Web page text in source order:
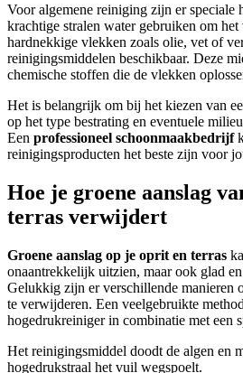
Voor algemene reiniging zijn er speciale
krachtige stralen water gebruiken om
hardnekkige vlekken zoals olie, vet of
reinigingsmiddelen beschikbaar. Deze
chemische stoffen die de vlekken
Het is belangrijk om bij het kiezen van
op het type bestrating en eventuele
Een professioneel schoonmaakbedrijf
reinigingsproducten het beste zijn voor
Hoe je groene aanslag
terras verwijdert
Groene aanslag op je oprit en terras
onaantrekkelijk uitzien, maar ook glad
Gelukkig zijn er verschillende manieren
te verwijderen. Een veelgebruikte
hogedrukreiniger in combinatie met een
Het reinigingsmiddel doodt de algen en
hogedrukstraal het vuil wegspoelt.